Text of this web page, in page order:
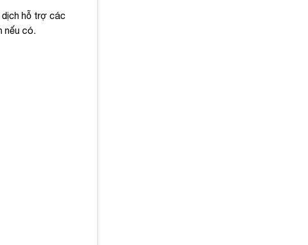
dịch hỗ trợ các
nếu có.